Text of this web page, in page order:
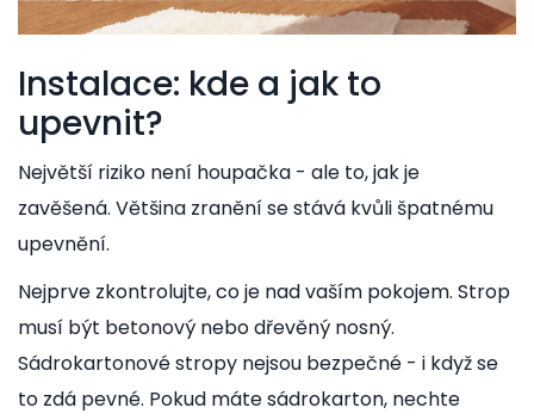
Instalace: kde a jak to
upevnit?
Největší riziko není houpačka - ale to, jak je
zavěšená. Většina zranění se stává kvůli špatnému
upevnění.
Nejprve zkontrolujte, co je nad vaším pokojem. Strop
musí být betonový nebo dřevěný nosný.
Sádrokartonové stropy nejsou bezpečné - i když se
to zdá pevné. Pokud máte sádrokarton, nechte